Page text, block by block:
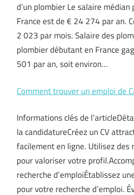
d’un plombier Le salaire
France est de € 24 274 par an.
2 023 par mois. Salaire des
plombier débutant en France
501 par an, soit environ…
Comment trouver un emploi de
Informations clés de
la candidatureCréez un CV
facilement en ligne. Utilisez des
pour valoriser votre
recherche d’emploiÉtablissez
pour votre recherche d’emploi.